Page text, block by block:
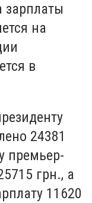
зарплаты
на
в
24381
премьер-
грн., а
11620